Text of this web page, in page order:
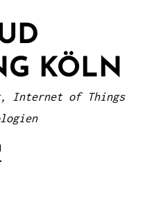
KÖLN
Internet of Things